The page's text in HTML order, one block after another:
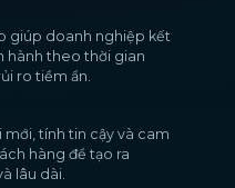
giúp doanh nghiệp kết
hành theo thời gian
ro tiềm ẩn.
mới, tính tin cậy và cam
hàng để tạo ra
lâu dài.